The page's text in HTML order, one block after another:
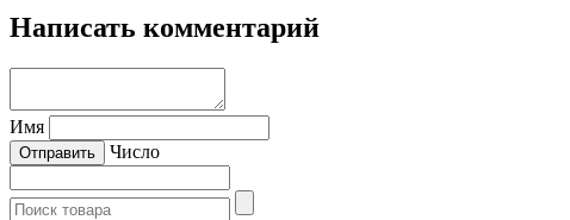
Написать комментарий
Имя
Число